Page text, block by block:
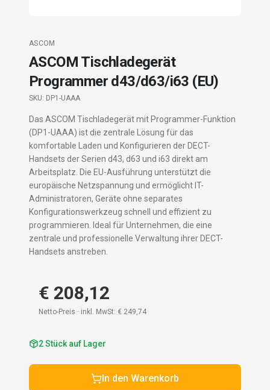
ASCOM
ASCOM Tischladegerät
Programmer d43/d63/i63 (EU)
SKU: DP1-UAAA
Das ASCOM Tischladegerät mit Programmer-Funktion
(DP1-UAAA) ist die zentrale Lösung für das
komfortable Laden und Konfigurieren der DECT-
Handsets der Serien d43, d63 und i63 direkt am
Arbeitsplatz. Die EU-Ausführung unterstützt die
europäische Netzspannung und ermöglicht IT-
Administratoren, Geräte ohne separates
Konfigurationswerkzeug schnell und effizient zu
programmieren. Ideal für Unternehmen, die eine
zentrale und professionelle Verwaltung ihrer DECT-
Handsets anstreben.
€ 208,12
Netto-Preis · inkl. MwSt: € 249,74
2Stück auf Lager
In den Warenkorb